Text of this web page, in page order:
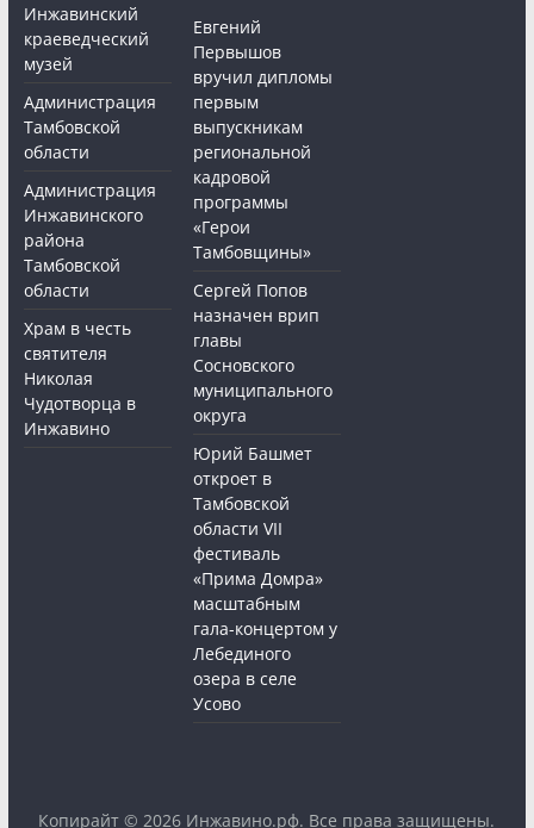
Инжавинский
краеведческий
музей
Администрация
Тамбовской
области
Администрация
Инжавинского
района
Тамбовской
области
Храм в честь
святителя
Николая
Чудотворца в
Инжавино
Евгений
Первышов
вручил дипломы
первым
выпускникам
региональной
кадровой
программы
«Герои
Тамбовщины»
Сергей Попов
назначен врип
главы
Сосновского
муниципального
округа
Юрий Башмет
откроет в
Тамбовской
области VII
фестиваль
«Прима Домра»
масштабным
гала-концертом у
Лебединого
озера в селе
Усово
Копирайт © 2026 Инжавино.рф. Все права защищены.